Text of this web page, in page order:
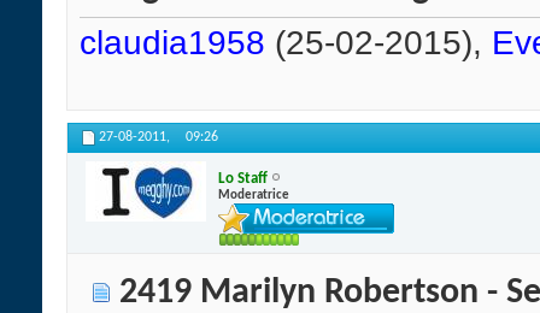
claudia1958 (25-02-2015),
27-08-2011, 09:26
Lo Staff
Moderatrice
2419 Marilyn Robertson -